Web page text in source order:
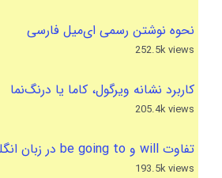
نحوه نوشتن رسمی ای‌میل فارسی
252.5k views
کاربرد نشانه ویرگول، کاما یا درنگ‌نما
205.4k views
تفاوت will و be going to در زبان انگلیسی
193.5k views